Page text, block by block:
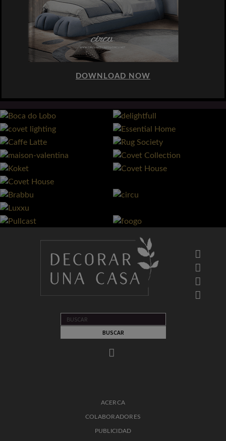
DOWNLOAD NOW
ACERCA
COLABORADORES
PUBLICIDAD